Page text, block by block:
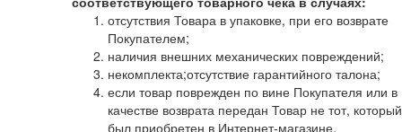
отсутствия Товара в упаковке, при его возврате
Покупателем;
наличия внешних механических повреждений;
некомплекта;отсутствие гарантийного талона;
если товар поврежден по вине Покупателя или в
качестве возврата передан Товар не тот, который
был приобретен в Интернет-магазине.